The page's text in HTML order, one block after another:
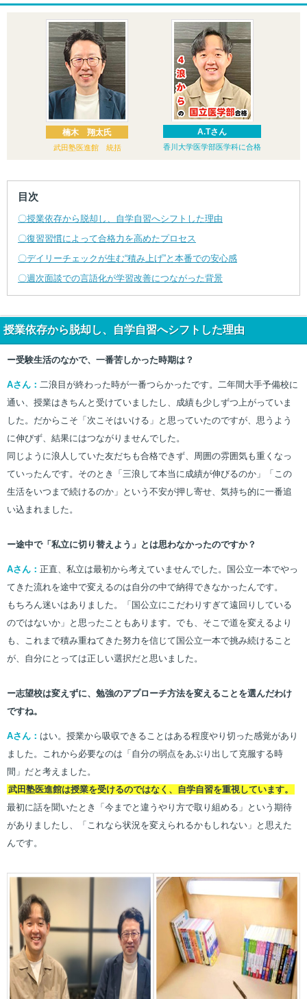
楠木 翔太氏
武田塾医進館 統括
A.Tさん
香川大学医学部医学科に合格
目次
〇授業依存から脱却し、自学自習へシフトした理由
〇復習習慣によって合格力を高めたプロセス
〇デイリーチェックが生む“積み上げ”と本番での安心感
〇週次面談での言語化が学習改善につながった背景
授業依存から脱却し、自学自習へシフトした理由
ー受験生活のなかで、一番苦しかった時期は？
Aさん： 二浪目が終わった時が一番つらかったです。二年間大手予備校に
通い、授業はきちんと受けていましたし、成績も少しずつ上がっていま
した。だからこそ「次こそはいける」と思っていたのですが、思うよう
に伸びず、結果にはつながりませんでした。
同じように浪人していた友だちも合格できず、周囲の雰囲気も重くなっ
ていったんです。そのとき「三浪して本当に成績が伸びるのか」「この
生活をいつまで続けるのか」という不安が押し寄せ、気持ち的に一番追
い込まれました。
ー途中で「私立に切り替えよう」とは思わなかったのですか？
Aさん： 正直、私立は最初から考えていませんでした。国公立一本でやっ
てきた流れを途中で変えるのは自分の中で納得できなかったんです。
もちろん迷いはありました。「国公立にこだわりすぎて遠回りしている
のではないか」と思ったこともあります。でも、そこで道を変えるより
も、これまで積み重ねてきた努力を信じて国公立一本で挑み続けること
が、自分にとっては正しい選択だと思いました。
ー志望校は変えずに、勉強のアプローチ方法を変えることを選んだわけ
ですね。
Aさん： はい。授業から吸収できることはある程度やり切った感覚があり
ました。これから必要なのは「自分の弱点をあぶり出して克服する時
間」だと考えました。
武田塾医進館は授業を受けるのではなく、自学自習を重視しています。
最初に話を聞いたとき「今までと違うやり方で取り組める」という期待
がありましたし、「これなら状況を変えられるかもしれない」と思えた
んです。